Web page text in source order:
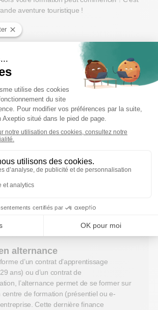
aventure touristique !
SOURCES DE
pas l’unique source d’aides financières
prendre en charge des frais de formation. Il
appel à d’autres dispositifs, et parfois, de
de
estune
mise à
dans
alternance
d’un contrat d’apprentissage
ans) ou d’un contrat de
l’alternance permet de se former sur
centre de formation (présentiel ou e-
Cette dernière finance